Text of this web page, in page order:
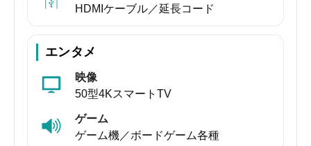
HDMIケーブル／延長コード
エンタメ
映像
50型4KスマートTV
ゲーム
ゲーム機／ボードゲーム各種